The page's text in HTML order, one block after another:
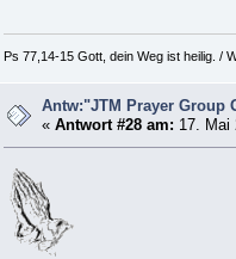
Ps 77,14-15 Gott, dein Weg ist heilig. /
Antw:"JTM Prayer Group
«Antwort #28 am: 17. Mai